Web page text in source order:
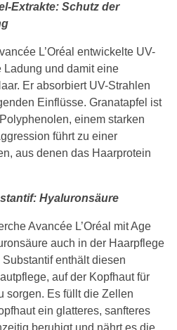
Extrakte: Schutz der
L’Oréal entwickelte UV-
Ladung und damit eine
Er absorbiert UV-Strahlen
Einflüsse. Granatapfel ist
einem starken
führt zu einer
aus denen das Haarprotein
Hyaluronsäure
Avancée L’Oréal mit Age
auch in der Haarpflege
enthält diesen
auf der Kopfhaut für
sorgen. Es füllt die Zellen
ein glatteres, sanfteres
beruhigt und nährt es die